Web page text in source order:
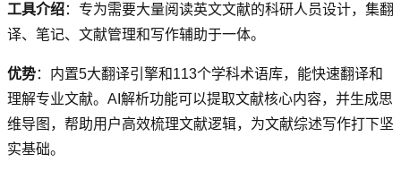
工具介绍：专为需要大量阅读英文文献的科研人员设计，集翻
译、笔记、文献管理和写作辅助于一体。
优势：内置5大翻译引擎和113个学科术语库，能快速翻译和
理解专业文献。AI解析功能可以提取文献核心内容，并生成思
维导图，帮助用户高效梳理文献逻辑，为文献综述写作打下坚
实基础。